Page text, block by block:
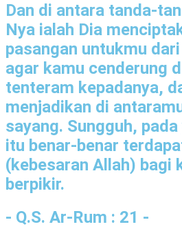
Dan di antara tanda-
Nya ialah Dia
pasangan untukmu
agar kamu cenderung
tenteram kepadanya,
menjadikan di
sayang. Sungguh,
itu benar-benar
(kebesaran Allah) bagi
berpikir.
- Q.S. Ar-Rum : 21 -